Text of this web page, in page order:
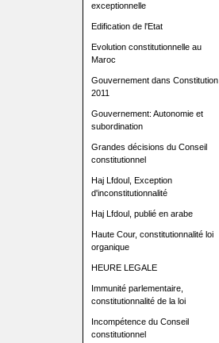
exceptionnelle
Edification de l'Etat
Evolution constitutionnelle au
Maroc
Gouvernement dans Constitution
2011
Gouvernement: Autonomie et
subordination
Grandes décisions du Conseil
constitutionnel
Haj Lfdoul, Exception
d'inconstitutionnalité
Haj Lfdoul, publié en arabe
Haute Cour, constitutionnalité loi
organique
HEURE LEGALE
Immunité parlementaire,
constitutionnalité de la loi
Incompétence du Conseil
constitutionnel